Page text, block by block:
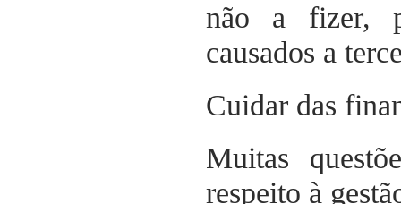
não a fizer,
causados a
Cuidar das
Muitas
respeito à